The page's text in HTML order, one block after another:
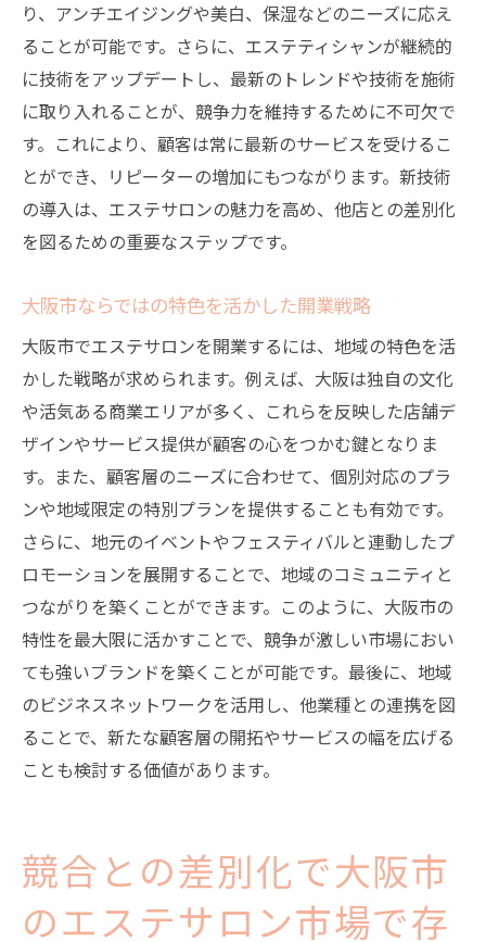
り、アンチエイジングや美白、保湿などのニーズに応え
ることが可能です。さらに、エステティシャンが継続的
に技術をアップデートし、最新のトレンドや技術を施術
に取り入れることが、競争力を維持するために不可欠で
す。これにより、顧客は常に最新のサービスを受けるこ
とができ、リピーターの増加にもつながります。新技術
の導入は、エステサロンの魅力を高め、他店との差別化
を図るための重要なステップです。
大阪市ならではの特色を活かした開業戦略
大阪市でエステサロンを開業するには、地域の特色を活
かした戦略が求められます。例えば、大阪は独自の文化
や活気ある商業エリアが多く、これらを反映した店舗デ
ザインやサービス提供が顧客の心をつかむ鍵となりま
す。また、顧客層のニーズに合わせて、個別対応のプラ
ンや地域限定の特別プランを提供することも有効です。
さらに、地元のイベントやフェスティバルと連動したプ
ロモーションを展開することで、地域のコミュニティと
つながりを築くことができます。このように、大阪市の
特性を最大限に活かすことで、競争が激しい市場におい
ても強いブランドを築くことが可能です。最後に、地域
のビジネスネットワークを活用し、他業種との連携を図
ることで、新たな顧客層の開拓やサービスの幅を広げる
ことも検討する価値があります。
競合との差別化で大阪市
のエステサロン市場で存